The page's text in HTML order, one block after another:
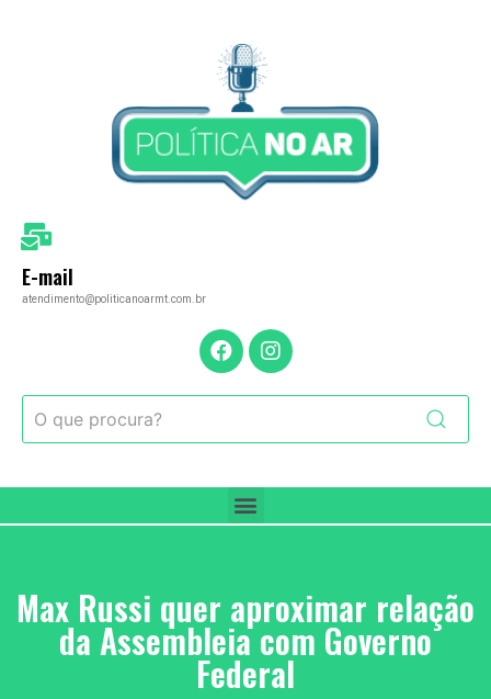
E-mail
atendimento@politicanoarmt.com.br
Max Russi quer aproximar relação
da Assembleia com Governo
Federal